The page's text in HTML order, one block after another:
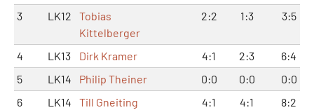
3
LK12
Tobias
Kittelberger
2:2 1:3 3:5
4 LK13 Dirk Kramer 4:1 2:3
6:4
5
LK14 Philip Theiner 0:0 0:0
0:0
6
LK14 Till Gneiting 4:1 4:1
8:2